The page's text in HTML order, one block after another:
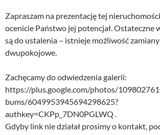
Zapraszam na prezentację tej
ocenicie Państwo jej potencjał. Ostateczne
są do ustalenia – istnieje możliwość
dwupokojowe.
Zachęcamy do odwiedzenia galerii:
https://plus.google.com/photos/
bums/6049953945694298625?
authkey=CKPp_7DN0PGLWQ .
Gdyby link nie działał prosimy o kontakt,